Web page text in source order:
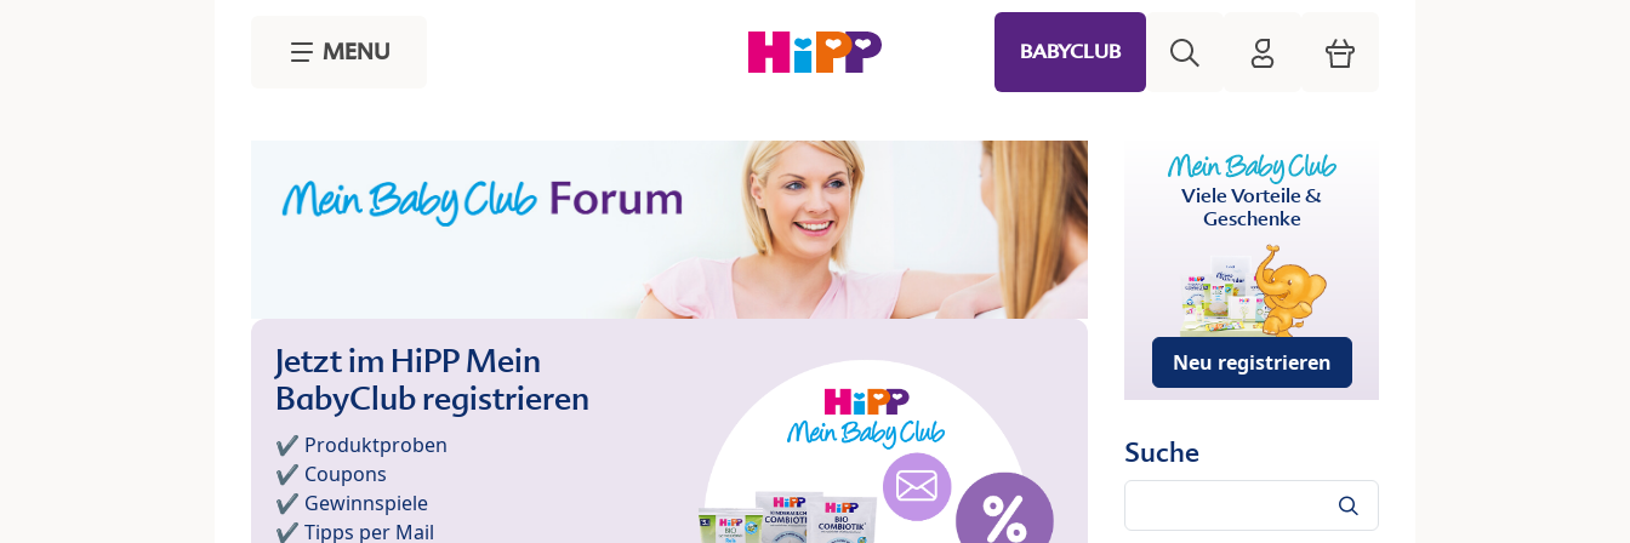
MENU BABYCLUB HiPP Mein Babyclub
Warenkorb
Jetzt im HiPP Mein
BabyClub registrieren
✔️ Produktproben
✔️ Coupons
✔️ Gewinnspiele
✔️ Tipps per Mail
Viele Vorteile &
Geschenke
Neu registrieren
Suche